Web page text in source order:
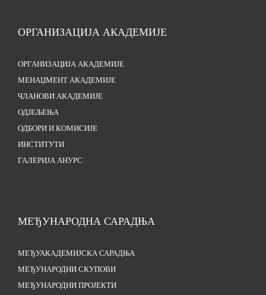
ОРГАНИЗАЦИЈА АКАДЕМИЈЕ
ОРГАНИЗАЦИЈА АКАДЕМИЈЕ
МЕНАЏМЕНТ АКАДЕМИЈЕ
ЧЛАНОВИ АКАДЕМИЈЕ
ОДЈЕЉЕЊА
ОДБОРИ И КОМИСИЈЕ
ИНСТИТУТИ
ГАЛЕРИЈА АНУРС
МЕЂУНАРОДНА САРАДЊА
МЕЂУАКАДЕМИЈСКА САРАДЊА
МЕЂУНАРОДНИ СКУПОВИ
МЕЂУНАРОДНИ ПРОЈЕКТИ